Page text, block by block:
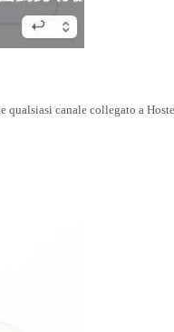
canale collegato a